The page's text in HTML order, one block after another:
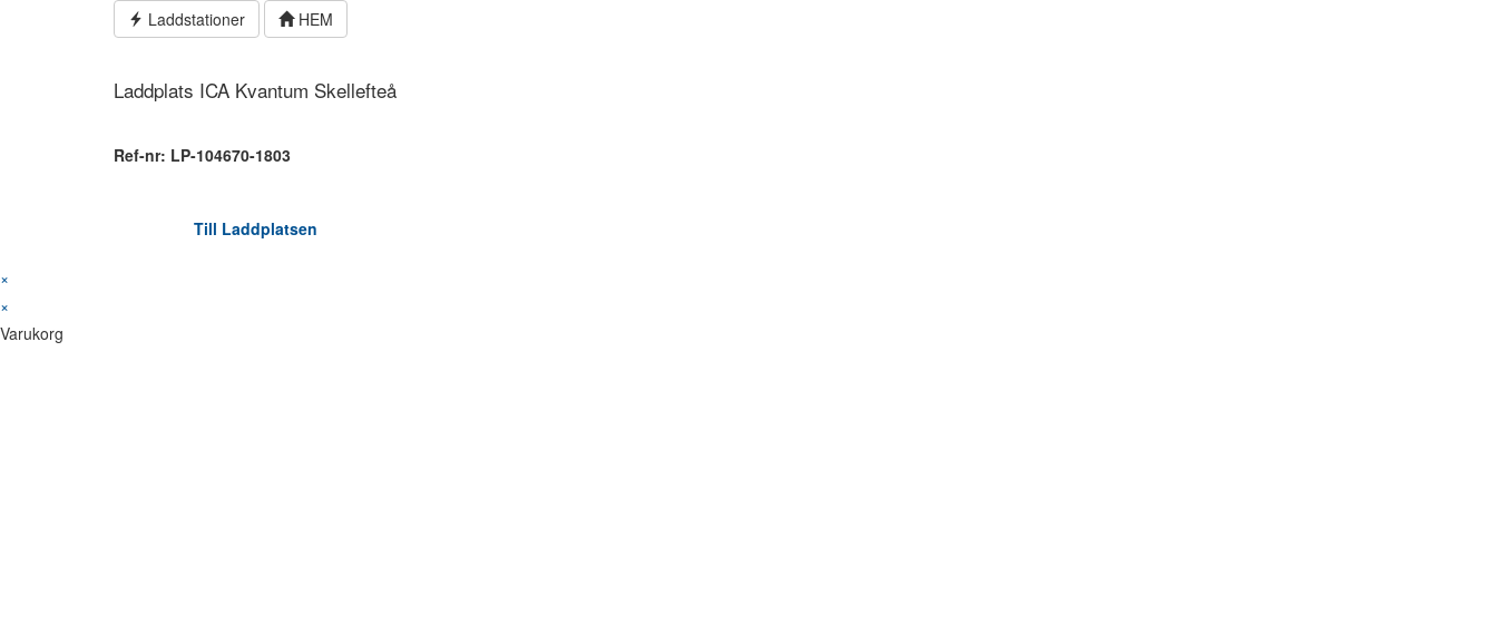
Laddstationer HEM
Laddplats ICA Kvantum Skellefteå
Ref-nr: LP-104670-1803
Till Laddplatsen
×
×
Varukorg